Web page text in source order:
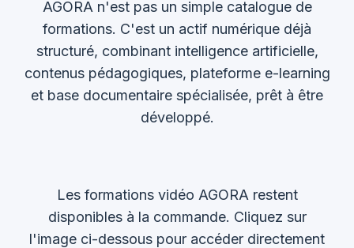
AGORA n'est pas un simple catalogue de
formations. C'est un actif numérique déjà
structuré, combinant intelligence artificielle,
contenus pédagogiques, plateforme e-learning
et base documentaire spécialisée, prêt à être
développé.
Les formations vidéo AGORA restent
disponibles à la commande. Cliquez sur
l'image ci-dessous pour accéder directement